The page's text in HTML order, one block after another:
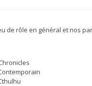
de rôle en général et nos